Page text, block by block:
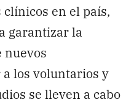
en el país,
garantizar la
nuevos
los voluntarios y
se lleven a cabo